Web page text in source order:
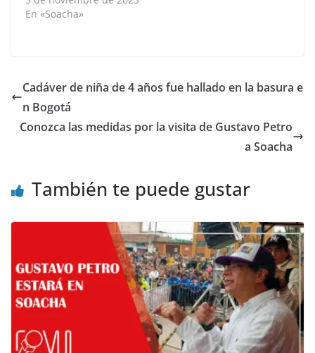
En «Soacha»
Cadáver de niña de 4 años fue hallado en la basura e
n Bogotá
Conozca las medidas por la visita de Gustavo Petro
a Soacha
También te puede gustar